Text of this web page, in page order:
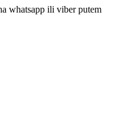
whatsapp ili viber putem